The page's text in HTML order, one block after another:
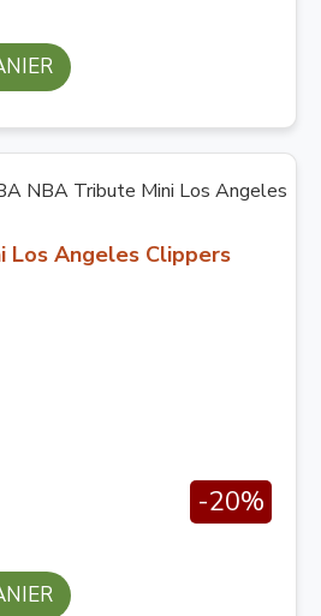
Los Angeles Clippers
-20%